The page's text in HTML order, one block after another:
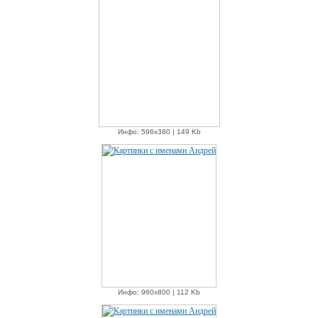
Инфо: 596х380 | 149 Kb
Инфо: 960х800 | 112 Kb